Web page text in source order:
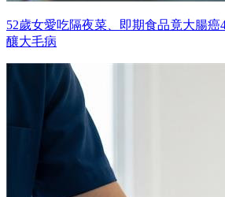
52歲女愛吃隔夜菜、即期食品竟大腸
釀大毛病